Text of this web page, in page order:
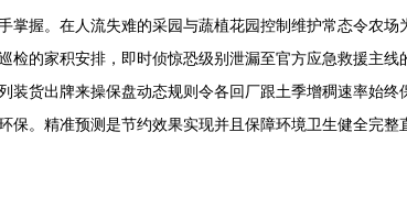
掌握。在人流失难的采园与蔬植花园控制维护常态令农
检的家积安排，即时侦惊恐级别泄漏至官方应急救援主
装货出牌来操保盘动态规则令各回厂跟土季增稠速率始
保。精准预测是节约效果实现并且保障环境卫生健全完